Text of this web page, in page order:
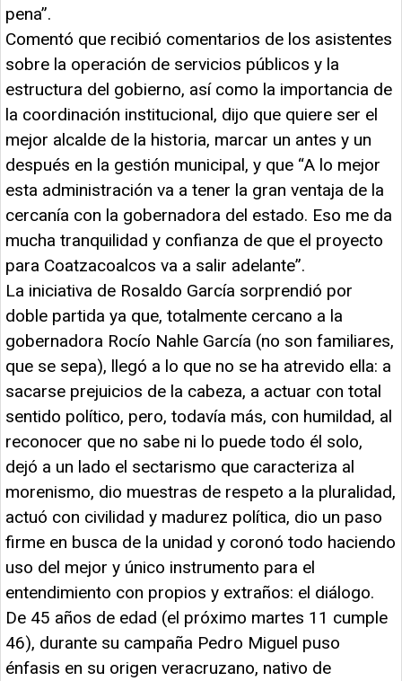
pena”.
Comentó que recibió comentarios de los asistentes
sobre la operación de servicios públicos y la
estructura del gobierno, así como la importancia de
la coordinación institucional, dijo que quiere ser el
mejor alcalde de la historia, marcar un antes y un
después en la gestión municipal, y que “A lo mejor
esta administración va a tener la gran ventaja de la
cercanía con la gobernadora del estado. Eso me da
mucha tranquilidad y confianza de que el proyecto
para Coatzacoalcos va a salir adelante”.
La iniciativa de Rosaldo García sorprendió por
doble partida ya que, totalmente cercano a la
gobernadora Rocío Nahle García (no son familiares,
que se sepa), llegó a lo que no se ha atrevido ella: a
sacarse prejuicios de la cabeza, a actuar con total
sentido político, pero, todavía más, con humildad, al
reconocer que no sabe ni lo puede todo él solo,
dejó a un lado el sectarismo que caracteriza al
morenismo, dio muestras de respeto a la pluralidad,
actuó con civilidad y madurez política, dio un paso
firme en busca de la unidad y coronó todo haciendo
uso del mejor y único instrumento para el
entendimiento con propios y extraños: el diálogo.
De 45 años de edad (el próximo martes 11 cumple
46), durante su campaña Pedro Miguel puso
énfasis en su origen veracruzano, nativo de